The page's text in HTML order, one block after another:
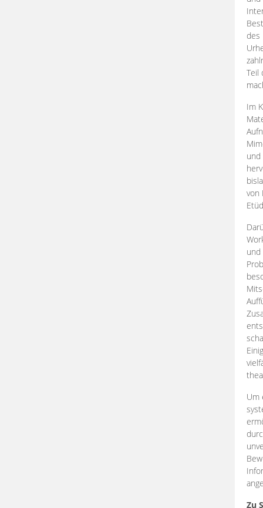
des
Teil
Im
und
von
und
Um
Zu